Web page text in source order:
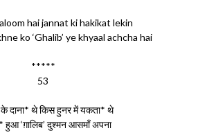
hai jannat ki hakikat lekin
ko ‘Ghalib’ ye khyaal achcha hai
*****
53
दाना* थे किस हुनर में यकता* थे
‘ग़ालिब’ दुश्मन आसमाँ अपना